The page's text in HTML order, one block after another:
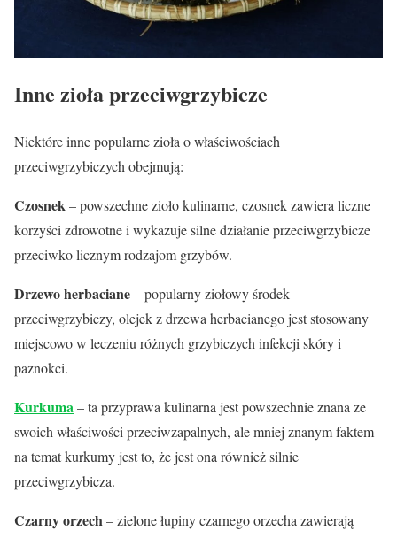
Inne zioła przeciwgrzybicze
Niektóre inne popularne zioła o właściwościach
przeciwgrzybiczych obejmują:
Czosnek– powszechne zioło kulinarne, czosnek zawiera liczne
korzyści zdrowotne i wykazuje silne działanie przeciwgrzybicze
przeciwko licznym rodzajom grzybów.
Drzewo herbaciane– popularny ziołowy środek
przeciwgrzybiczy, olejek z drzewa herbacianego jest stosowany
miejscowo w leczeniu różnych grzybiczych infekcji skóry i
paznokci.
Kurkuma– ta przyprawa kulinarna jest powszechnie znana ze
swoich właściwości przeciwzapalnych, ale mniej znanym faktem
na temat kurkumy jest to, że jest ona również silnie
przeciwgrzybicza.
Czarny orzech– zielone łupiny czarnego orzecha zawierają